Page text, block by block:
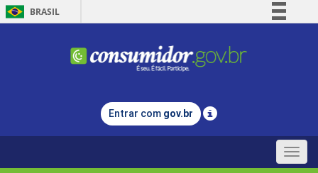
BRASIL
Comunica BR
Legislação
Entrar com gov.br
Toggle